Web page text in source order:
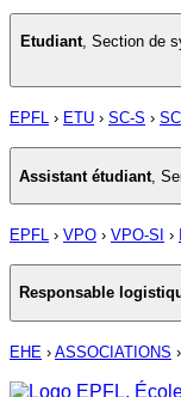
Etudiant, Section de
EPFL › ETU › SC-S ›
Assistant étudiant
EPFL › VPO › VPO-SI ›
Responsable
EHE › ASSOCIATIONS ›